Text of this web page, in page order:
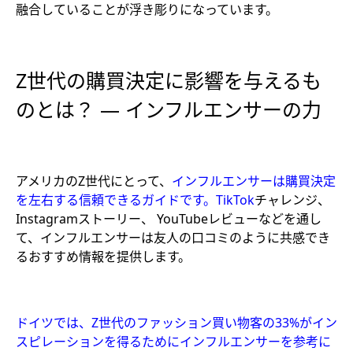
融合していることが浮き彫りになっています。
Z世代の購買決定に影響を与えるも
のとは？ — インフルエンサーの力
アメリカのZ世代にとって、 インフルエンサーは購買決定
を左右する信頼できるガイドです。TikTokチャレンジ、
Instagramストーリー、 YouTubeレビューなどを通し
て、インフルエンサーは友人の口コミのように共感でき
るおすすめ情報を提供します。
ドイツでは、Z世代のファッション買い物客の33%がイン
スピレーションを得るためにインフルエンサーを参考に